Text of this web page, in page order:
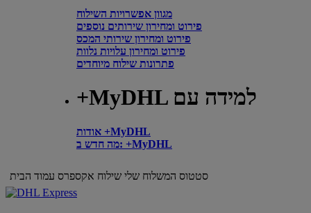
מגוון אפשרויות השילוח
פירוט ומחירון שירותים נוספים
פירוט ומחירון שירותי המכס
פירוט ומחירון עלויות נלוות
פתרונות שילוח מיוחדים
+MyDHL למידה עם
אודות +MyDHL
מה חדש ב: +MyDHL
עמוד הבית שילוח אקספרס סטטוס המשלוח שלי